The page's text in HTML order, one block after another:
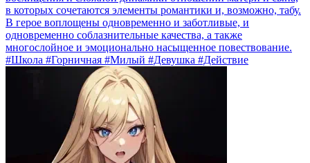
в которых сочетаются элементы романтики и, возможно, табу.
В герое воплощены одновременно и заботливые, и
одновременно соблазнительные качества, а также
многослойное и эмоционально насыщенное повествование.
#Школа #Горничная #Милый #Девушка #Действие